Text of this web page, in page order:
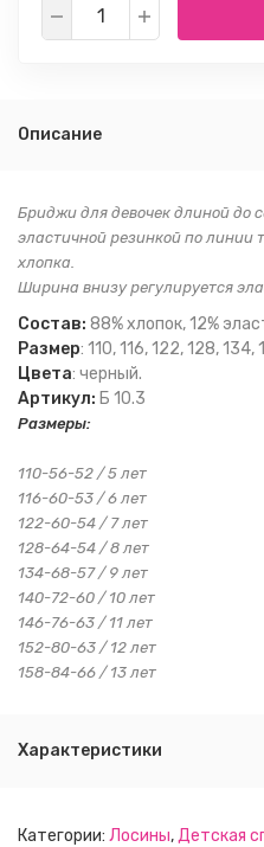
Описание
Бриджи для девочек длиной до
эластичной резинкой по линии
хлопка.
Ширина внизу регулируется
Состав: 88% хлопок, 12%
Размер: 110, 116, 122, 128,
Цвета: черный.
Артикул: Б 10.3
Размеры:
110-56-52 / 5 лет
116-60-53 / 6 лет
122-60-54 / 7 лет
128-64-54 / 8 лет
134-68-57 / 9 лет
140-72-60 / 10 лет
146-76-63 / 11 лет
152-80-63 / 12 лет
158-84-66 / 13 лет
Характеристики
Категории: Лосины,Детская